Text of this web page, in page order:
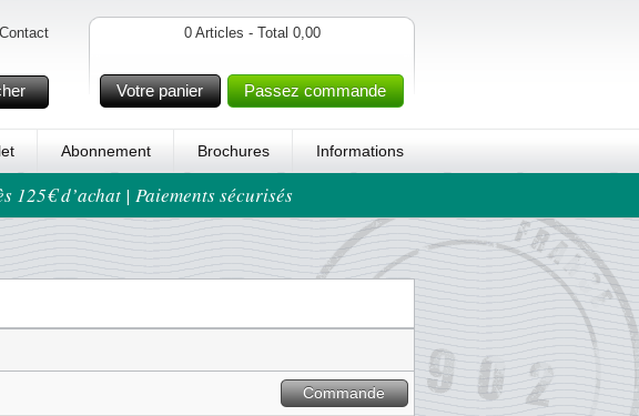
Contact 0 Articles - Total 0,00
Votre panier Passez commande
Abonnement Brochures Informations
125€ d’achat | Paiements sécurisés
Commande